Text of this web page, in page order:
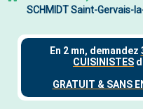
SCHMIDT Saint-Gervais-